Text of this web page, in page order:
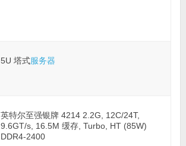
5U 塔式服务器
英特尔至强银牌 4214 2.2G, 12C/24T,
9.6GT/s, 16.5M 缓存, Turbo, HT (85W)
DDR4-2400